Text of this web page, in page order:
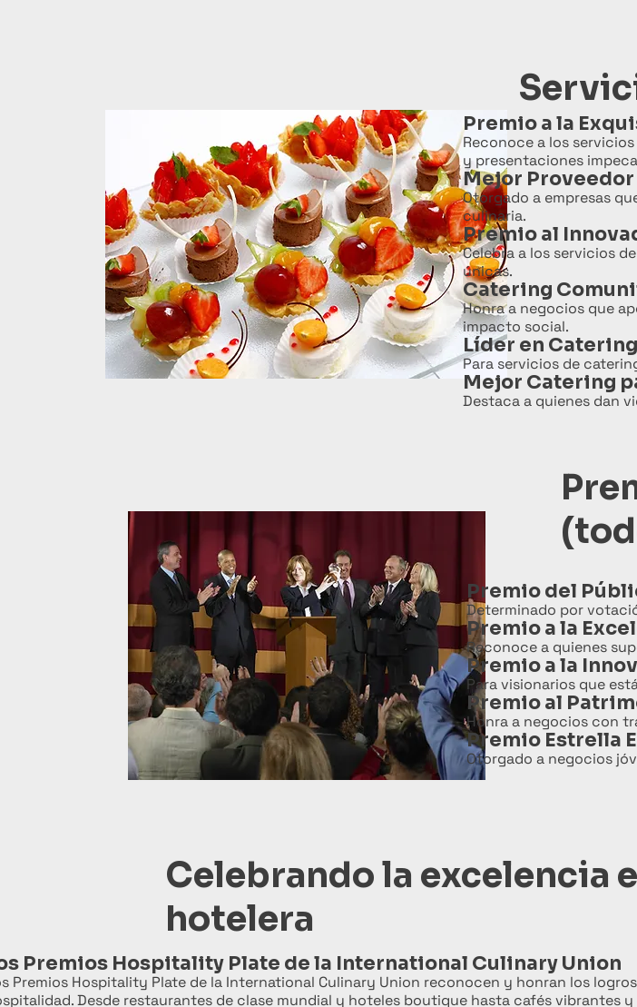
Premio a la
Reconoce a los
y presentaciones
Mejor
Otorgado a empresas
culinaria.
Premio al
Celebra a los servicios
únicas.
Catering
Honra a negocios que
impacto social.
Líder en
Para servicios de
Mejor Catering
Destaca a quienes dan
Premio del
Determinado por
Premio a la
Reconoce a quienes
Premio a la
Para visionarios que
Premio al
Honra a negocios con
Premio Estrella
Otorgado a negocios
Celebrando la excelencia
hotelera
Premios Hospitality Plate de la International Culinary Union
Premios Hospitality Plate de la International Culinary Union reconocen y honran los
Desde restaurantes de clase mundial y hoteles boutique hasta cafés